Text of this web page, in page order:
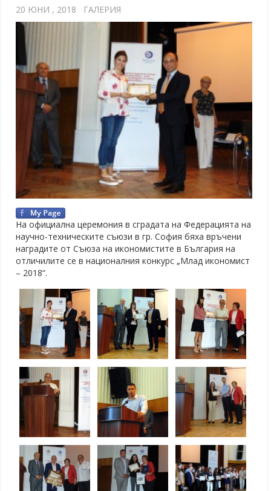
20 ЮНИ , 2018 ГАЛЕРИЯ
На официална церемония в сградата на Федерацията на
научно-техническите съюзи в гр. София бяха връчени
наградите от Съюза на икономистите в България на
отличилите се в националния конкурс „Млад икономист
– 2018“.